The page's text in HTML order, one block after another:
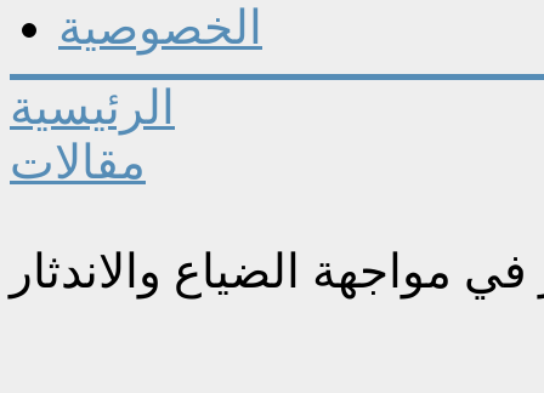
الخصوصية
الرئيسية
مقالات
الضياع والاندثار